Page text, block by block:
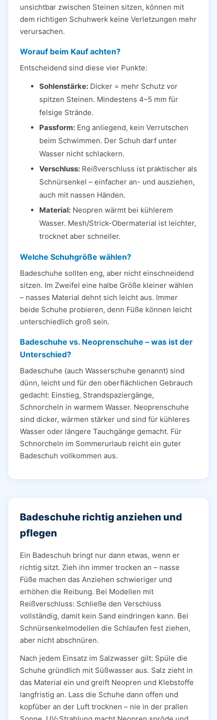
unsichtbar zwischen Steinen sitzen, können mit
dem richtigen Schuhwerk keine Verletzungen mehr
verursachen.
Worauf beim Kauf achten?
Entscheidend sind diese vier Punkte:
Sohlenstärke: Dicker = mehr Schutz vor
spitzen Steinen. Mindestens 4–5 mm für
felsige Strände.
Passform: Eng anliegend, kein Verrutschen
beim Schwimmen. Der Schuh darf unter
Wasser nicht schlackern.
Verschluss: Reißverschluss ist praktischer als
Schnürsenkel – einfacher an- und ausziehen,
auch mit nassen Händen.
Material: Neopren wärmt bei kühlerem
Wasser. Mesh/Strick-Obermaterial ist leichter,
trocknet aber schneller.
Welche Schuhgröße wählen?
Badeschuhe sollten eng, aber nicht einschneidend
sitzen. Im Zweifel eine halbe Größe kleiner wählen
– nasses Material dehnt sich leicht aus. Immer
beide Schuhe probieren, denn Füße können leicht
unterschiedlich groß sein.
Badeschuhe vs. Neoprenschuhe – was ist der
Unterschied?
Badeschuhe (auch Wasserschuhe genannt) sind
dünn, leicht und für den oberflächlichen Gebrauch
gedacht: Einstieg, Strandspaziergänge,
Schnorcheln in warmem Wasser. Neoprenschuhe
sind dicker, wärmen stärker und sind für kühleres
Wasser oder längere Tauchgänge gemacht. Für
Schnorcheln im Sommerurlaub reicht ein guter
Badeschuh vollkommen aus.
Badeschuhe richtig anziehen und
pflegen
Ein Badeschuh bringt nur dann etwas, wenn er
richtig sitzt. Zieh ihn immer trocken an – nasse
Füße machen das Anziehen schwieriger und
erhöhen die Reibung. Bei Modellen mit
Reißverschluss: Schließe den Verschluss
vollständig, damit kein Sand eindringen kann. Bei
Schnürsenkelmodellen die Schlaufen fest ziehen,
aber nicht abschnüren.
Nach jedem Einsatz im Salzwasser gilt: Spüle die
Schuhe gründlich mit Süßwasser aus. Salz zieht in
das Material ein und greift Neopren und Klebstoffe
langfristig an. Lass die Schuhe dann offen und
kopfüber an der Luft trocknen – nie in der prallen